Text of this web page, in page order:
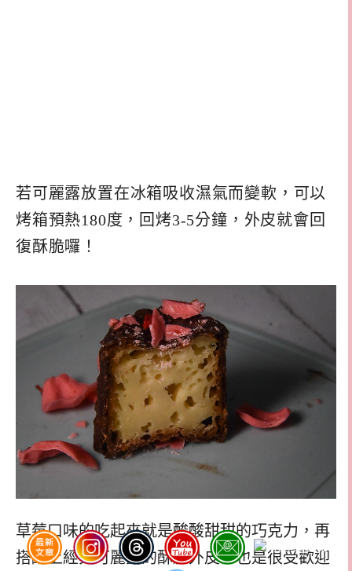
若可麗露放置在冰箱吸收濕氣而變軟，可以
烤箱預熱180度，回烤3-5分鐘，外皮就會回
復酥脆囉！
草莓口味的吃起來就是酸酸甜甜的巧克力，再
搭配上經典可麗露的酥脆外皮。也是很受歡迎